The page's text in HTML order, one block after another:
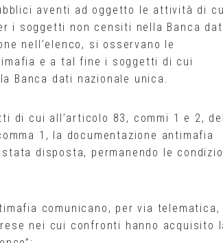
aventi ad oggetto le attività di
i soggetti non censiti nella Banca
nell’elenco, si osservano le
e a tal fine i soggetti di cui
Banca dati nazionale unica.
di cui all’articolo 83, commi 1 e 2, del
1, la documentazione antimafia
disposta, permanendo le
comunicano, per via telematica,
nei cui confronti hanno acquisito